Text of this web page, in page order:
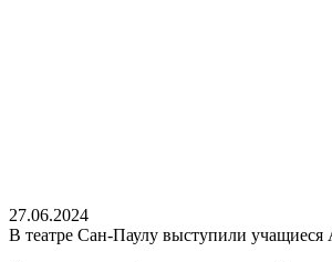
27.06.2024
В театре Сан-Паулу выступили учащиеся